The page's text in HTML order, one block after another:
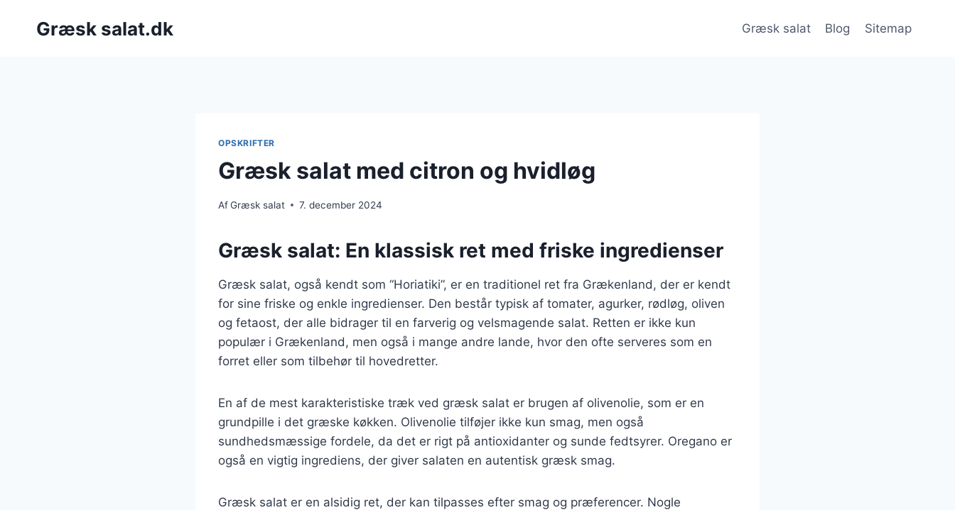
Græsk salat.dk Græsk salat Blog Sitemap
OPSKRIFTER
Græsk salat med citron og hvidløg
AfGræsk salat 7. december 2024
Græsk salat: En klassisk ret med friske ingredienser
Græsk salat, også kendt som “Horiatiki”, er en traditionel ret fra Grækenland, der er kendt
for sine friske og enkle ingredienser. Den består typisk af tomater, agurker, rødløg, oliven
og fetaost, der alle bidrager til en farverig og velsmagende salat. Retten er ikke kun
populær i Grækenland, men også i mange andre lande, hvor den ofte serveres som en
forret eller som tilbehør til hovedretter.
En af de mest karakteristiske træk ved græsk salat er brugen af olivenolie, som er en
grundpille i det græske køkken. Olivenolie tilføjer ikke kun smag, men også
sundhedsmæssige fordele, da det er rigt på antioxidanter og sunde fedtsyrer. Oregano er
også en vigtig ingrediens, der giver salaten en autentisk græsk smag.
Græsk salat er en alsidig ret, der kan tilpasses efter smag og præferencer. Nogle